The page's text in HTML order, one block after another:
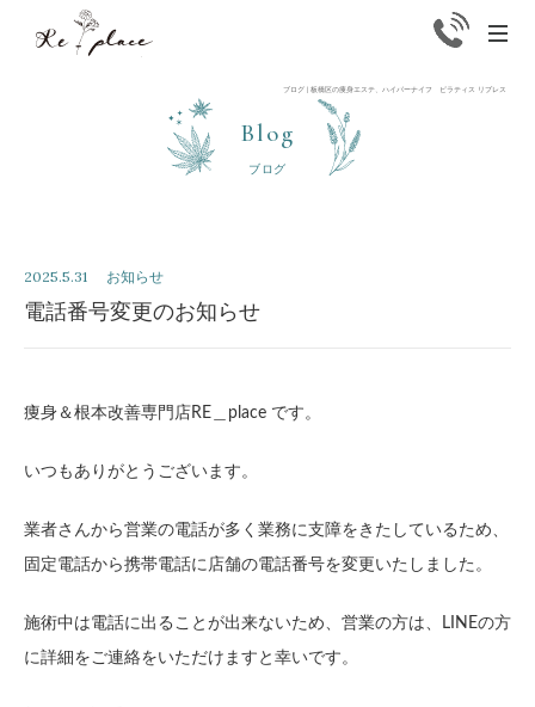
ブログ | 板橋区の痩身エステ、ハイパーナイフ ピラティス リプレス
Blog
ブログ
2025.5.31 お知らせ
電話番号変更のお知らせ
痩身＆根本改善専門店RE＿place です。
いつもありがとうございます。
業者さんから営業の電話が多く業務に支障をきたしているため、
固定電話から携帯電話に店舗の電話番号を変更いたしました。
施術中は電話に出ることが出来ないため、営業の方は、LINEの方
に詳細をご連絡をいただけますと幸いです。